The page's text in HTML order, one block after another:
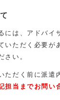
には、アドバイ
いただく必要が
さい。
だく前に派遣
担当 までお問い